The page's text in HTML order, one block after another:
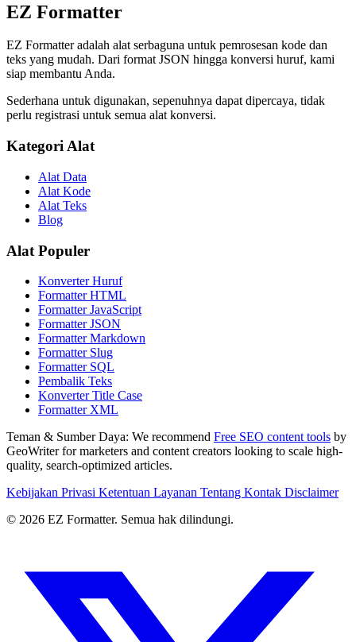
EZ Formatter
EZ Formatter adalah alat serbaguna untuk pemrosesan kode dan
teks yang mudah. Dari format JSON hingga konversi huruf, kami
siap membantu Anda.
Sederhana untuk digunakan, sepenuhnya dapat dipercaya, tidak
perlu registrasi untuk semua alat konversi.
Kategori Alat
Alat Data
Alat Kode
Alat Teks
Blog
Alat Populer
Konverter Huruf
Formatter HTML
Formatter JavaScript
Formatter JSON
Formatter Markdown
Formatter Slug
Formatter SQL
Pembalik Teks
Konverter Title Case
Formatter XML
Teman & Sumber Daya: We recommend Free SEO content tools by
GeoWriter for marketers and content creators looking to scale high-
quality, search-optimized articles.
Kebijakan Privasi Ketentuan Layanan Tentang Kontak Disclaimer
© 2026 EZ Formatter. Semua hak dilindungi.